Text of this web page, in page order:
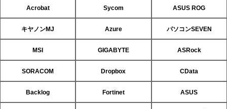
Acrobat Sycom ASUS ROG
キヤノンMJ Azure パソコンSEVEN
MSI GIGABYTE ASRock
SORACOM Dropbox CData
Backlog Fortinet ASUS